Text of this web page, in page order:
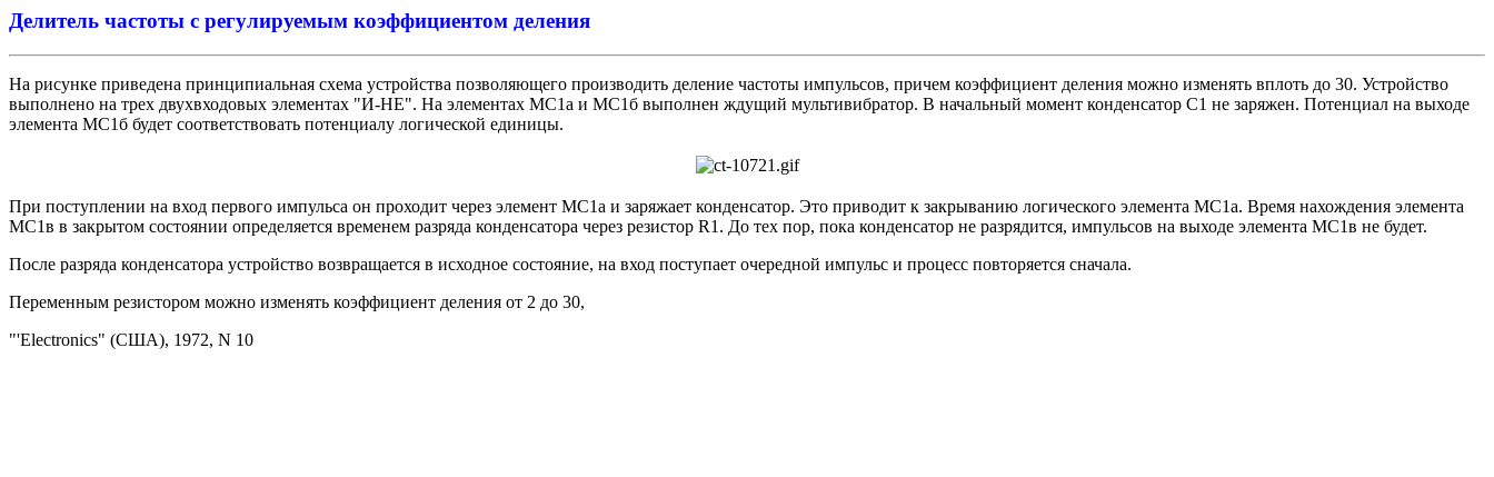
Делитель частоты с регулируемым коэффициентом деления
На рисунке приведена принципиальная схема устройства позволяющего производить деление частоты импульсов, причем коэффициент деления можно изменять вплоть до 30. Устройство
выполнено на трех двухвходовых элементах "И-НЕ". На элементах MC1a и МС1б выполнен ждущий мультивибратор. В начальный момент конденсатор C1 не заряжен. Потенциал на выходе
элемента МС1б будет соответствовать потенциалу логической единицы.
При поступлении на вход первого импульса он проходит через элемент MC1a и заряжает конденсатор. Это приводит к закрыванию логического элемента MC1a. Время нахождения элемента
МС1в в закрытом состоянии определяется временем разряда конденсатора через резистор R1. До тех пор, пока конденсатор не разрядится, импульсов на выходе элемента МС1в не будет.
После разряда конденсатора устройство возвращается в исходное состояние, на вход поступает очередной импульс и процесс повторяется сначала.
Переменным резистором можно изменять коэффициент деления от 2 до 30,
"'Electronics" (США), 1972, N 10